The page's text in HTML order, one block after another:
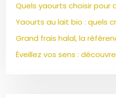
Quels yaourts choisir pour
Yaourts au lait bio : quels
Grand frais halal, la
Éveillez vos sens :